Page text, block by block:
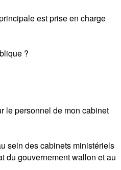
est prise en charge
?
le personnel de mon cabinet
sein des cabinets ministériels
du gouvernement wallon et au